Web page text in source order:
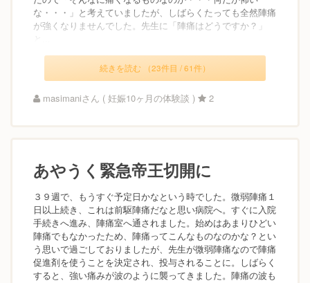
な・・・」と考えていましたが、しばらくたっても全然陣痛
が強くなりませんでした。先生に「陣痛はどうですか？」
続きを読む （23件目 / 61件）
masimaniさん ( 妊娠10ヶ月の体験談 ) 2
あやうく緊急帝王切開に
３９週で、もうすぐ予定日かなという時でした。微弱陣痛１
日以上続き、これは前駆陣痛だなと思い病院へ。すぐに入院
手続きへ進み、陣痛室へ通されました。始めはあまりひどい
陣痛でもなかったため、陣痛ってこんなものなのかな？とい
う思いで過ごしておりましたが、先生が微弱陣痛なので陣痛
促進剤を使うことを決定され、投与されることに。しばらく
すると、強い痛みが波のように襲ってきました。陣痛の波も